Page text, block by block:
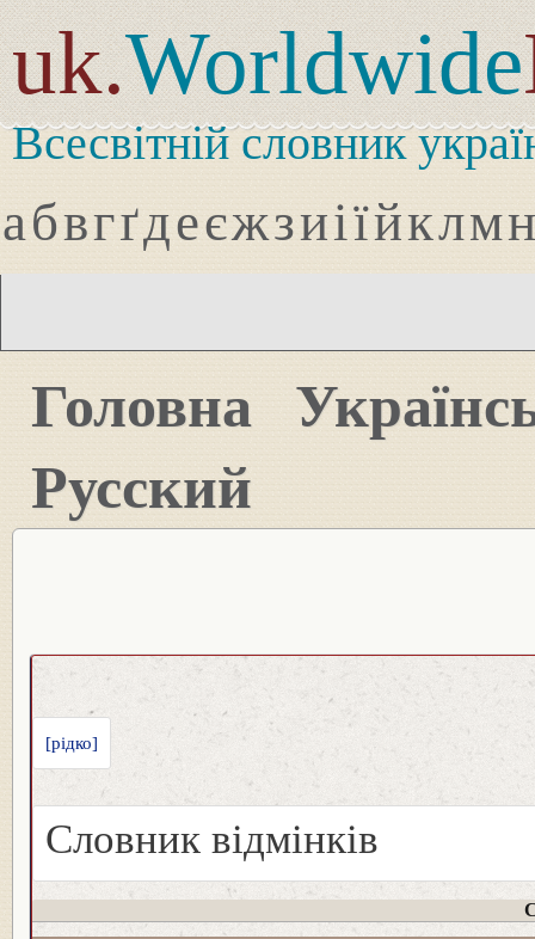
uk.Worldwide
Всесвітній словник
абвгґдеєжзиіїйклмн
Головна
Русский
[рідко]
Словник відмінків